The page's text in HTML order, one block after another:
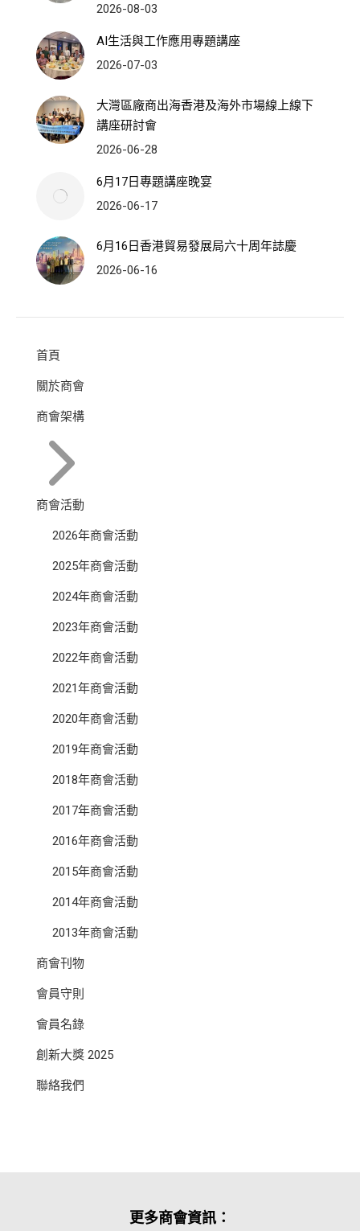
2026-08-03
AI生活與工作應用專題講座
2026-07-03
大灣區廠商出海香港及海外市場線上線下
講座研討會
2026-06-28
6月17日專題講座晚宴
2026-06-17
6月16日香港貿易發展局六十周年誌慶
2026-06-16
首頁
關於商會
商會架構
商會活動
2026年商會活動
2025年商會活動
2024年商會活動
2023年商會活動
2022年商會活動
2021年商會活動
2020年商會活動
2019年商會活動
2018年商會活動
2017年商會活動
2016年商會活動
2015年商會活動
2014年商會活動
2013年商會活動
商會刊物
會員守則
會員名錄
創新大獎 2025
聯絡我們
更多商會資訊：